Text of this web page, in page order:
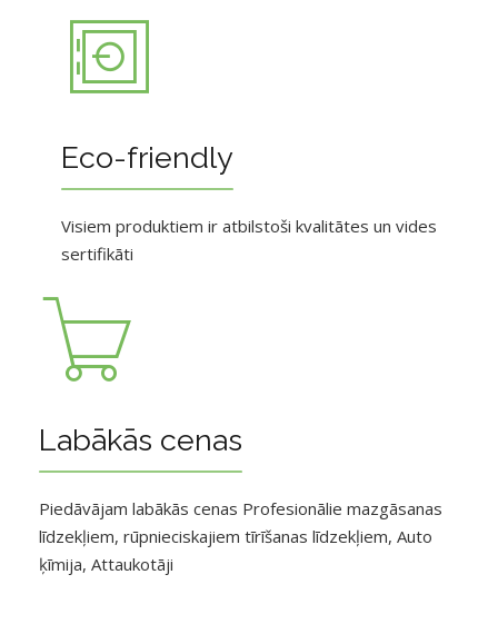
Eco-friendly
Visiem produktiem ir atbilstoši kvalitātes un vides
sertifikāti
Labākās cenas
Piedāvājam labākās cenas Profesionālie mazgāsanas
līdzekļiem, rūpnieciskajiem tīrīšanas līdzekļiem, Auto
ķīmija, Attaukotāji